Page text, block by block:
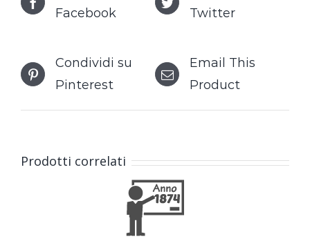
Facebook
Twitter
Condividi su
Pinterest
Email This
Product
Prodotti correlati